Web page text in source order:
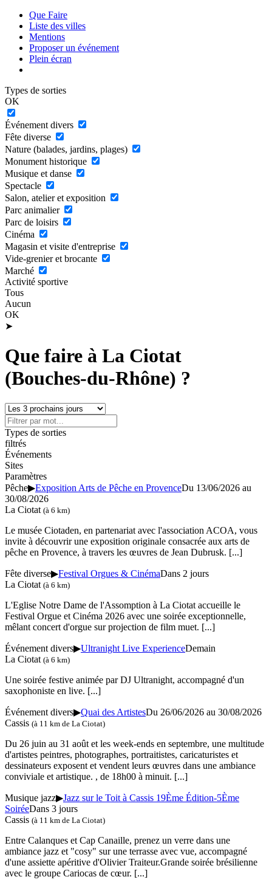
Que Faire
Liste des villes
Mentions
Proposer un événement
Plein écran
Types de sorties
OK
Événement divers
Fête diverse
Nature (balades, jardins, plages)
Monument historique
Musique et danse
Spectacle
Salon, atelier et exposition
Parc animalier
Parc de loisirs
Cinéma
Magasin et visite d'entreprise
Vide-grenier et brocante
Marché
Activité sportive
Tous
Aucun
OK
➤
Que faire à La Ciotat
(Bouches-du-Rhône) ?
Types de sorties
filtrés
Événements
Sites
Paramètres
Pêche▶Exposition Arts de Pêche en ProvenceDu 13/06/2026 au
30/08/2026
La Ciotat (à 6 km)
Le musée Ciotaden, en partenariat avec l'association ACOA, vous
invite à découvrir une exposition originale consacrée aux arts de
pêche en Provence, à travers les œuvres de Jean Dubrusk. [...]
Fête diverse▶Festival Orgues & CinémaDans 2 jours
La Ciotat (à 6 km)
L'Eglise Notre Dame de l'Assomption à La Ciotat accueille le
Festival Orgue et Cinéma 2026 avec une soirée exceptionnelle,
mêlant concert d'orgue sur projection de film muet. [...]
Événement divers▶Ultranight Live ExperienceDemain
La Ciotat (à 6 km)
Une soirée festive animée par DJ Ultranight, accompagné d'un
saxophoniste en live. [...]
Événement divers▶Quai des ArtistesDu 26/06/2026 au 30/08/2026
Cassis (à 11 km de La Ciotat)
Du 26 juin au 31 août et les week-ends en septembre, une multitude
d'artistes peintres, photographes, portraitistes, caricaturistes et
dessinateurs exposent et vendent leurs œuvres dans une ambiance
conviviale et artistique. , de 18h00 à minuit. [...]
Musique jazz▶Jazz sur le Toit à Cassis 19Ème Édition-5Ème
SoiréeDans 3 jours
Cassis (à 11 km de La Ciotat)
Entre Calanques et Cap Canaille, prenez un verre dans une
ambiance jazz et "cosy" sur une terrasse avec vue, accompagné
d'une assiette apéritive d'Olivier Traiteur.Grande soirée brésilienne
avec le groupe Cariocas de cœur. [...]